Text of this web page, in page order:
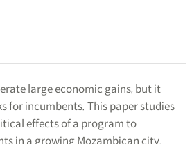
large economic gains, but it
for incumbents. This paper studies
effects of a program to
in a growing Mozambican city.